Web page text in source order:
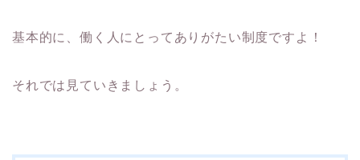
基本的に、働く人にとってありがたい制度ですよ！
それでは見ていきましょう。